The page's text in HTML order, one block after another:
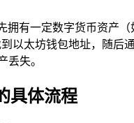
有一定数字货币资产
以太坊钱包地址，随后
丢失。
具体流程